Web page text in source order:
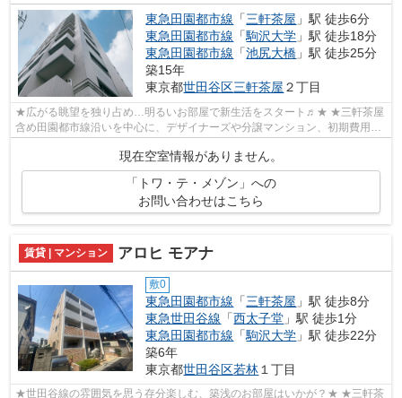
東急田園都市線 「三軒茶屋 」駅 徒歩6分
東急田園都市線 「駒沢大学 」駅 徒歩18分
東急田園都市線 「池尻大橋 」駅 徒歩25分
築15年
東京都世田谷区三軒茶屋 ２丁目
★広がる眺望を独り占め…明るいお部屋で新生活をスタート♬★ ★三軒茶屋
含め田園都市線沿いを中心に、デザイナーズや分譲マンション、初期費用を
抑えた部屋探しはぜひ当社にお任せくださ...
現在空室情報がありません。
「トワ・テ・メゾン」への
お問い合わせはこちら
賃貸 | マンション アロヒ モアナ
敷0
東急田園都市線 「三軒茶屋 」駅 徒歩8分
東急世田谷線 「西太子堂 」駅 徒歩1分
東急田園都市線 「駒沢大学 」駅 徒歩22分
築6年
東京都世田谷区若林 １丁目
★世田谷線の雰囲気を思う存分楽しむ、築浅のお部屋はいかが？★ ★三軒茶